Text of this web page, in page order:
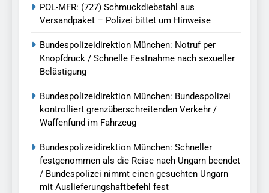
POL-MFR: (727) Schmuckdiebstahl aus
Versandpaket – Polizei bittet um Hinweise
Bundespolizeidirektion München: Notruf per
Knopfdruck / Schnelle Festnahme nach sexueller
Belästigung
Bundespolizeidirektion München: Bundespolizei
kontrolliert grenzüberschreitenden Verkehr /
Waffenfund im Fahrzeug
Bundespolizeidirektion München: Schneller
festgenommen als die Reise nach Ungarn beendet
/ Bundespolizei nimmt einen gesuchten Ungarn
mit Auslieferungshaftbefehl fest